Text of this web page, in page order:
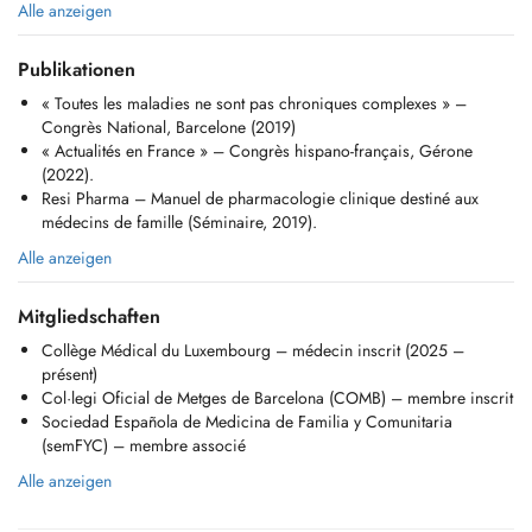
Merci d'arriver quelques minutes avant l'heure de votre rendez-vous et
valide.
Tout rendez-vous manqué ou annulé moins de 24 heures à l'avance
pourra faire l'objet de frais d'annulation, non remboursés par la CNS.
Si vous devez annuler votre rendez-vous dans les 4 heures précédant
l'heure prévue en raison d'une urgence, merci d'envoyer un e-mail à
en précisant le motif.
Honoraires:
Les honoraires sont fixés conformément à la tarification officielle de la
CNS. Un supplément (CP1) peut être appliqué dans certaines
situations, par exemple lorsqu'un retard entraîne une consultation plus
longue ou plus complexe.
Merci de votre compréhension et de votre coopération.
........................................................................................................
..........................
Alle anzeigen
Publikationen
« Toutes les maladies ne sont pas chroniques complexes » –
Congrès National, Barcelone (2019)
« Actualités en France » – Congrès hispano-français, Gérone
(2022).
Resi Pharma – Manuel de pharmacologie clinique destiné aux
médecins de famille (Séminaire, 2019).
Alle anzeigen
Mitgliedschaften
Collège Médical du Luxembourg – médecin inscrit (2025 –
présent)
Col·legi Oficial de Metges de Barcelona (COMB) – membre inscrit
Sociedad Española de Medicina de Familia y Comunitaria
(semFYC) – membre associé
Alle anzeigen